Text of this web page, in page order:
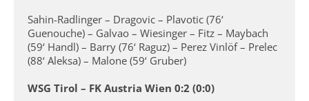
Sahin-Radlinger – Dragovic – Plavotic (76‘
Guenouche) – Galvao – Wiesinger – Fitz – Maybach
(59‘ Handl) – Barry (76‘ Raguz) – Perez Vinlöf – Prelec
(88‘ Aleksa) – Malone (59‘ Gruber)
WSG Tirol – FK Austria Wien 0:2 (0:0)